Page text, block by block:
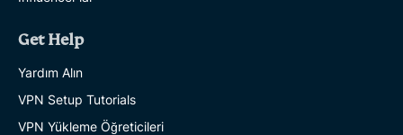
Get Help
Yardım Alın
VPN Setup Tutorials
VPN Yükleme Öğreticileri